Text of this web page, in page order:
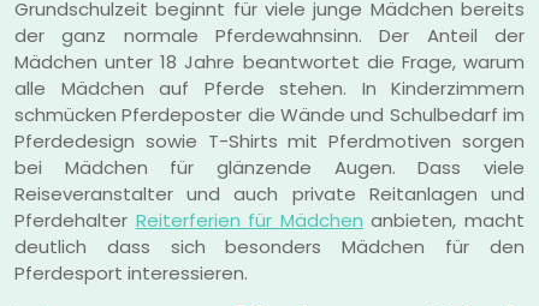
Grundschulzeit beginnt für viele junge Mädchen bereits
der ganz normale Pferdewahnsinn. Der Anteil der
Mädchen unter 18 Jahre beantwortet die Frage, warum
alle Mädchen auf Pferde stehen. In Kinderzimmern
schmücken Pferdeposter die Wände und Schulbedarf im
Pferdedesign sowie T-Shirts mit Pferdmotiven sorgen
bei Mädchen für glänzende Augen. Dass viele
Reiseveranstalter und auch private Reitanlagen und
Pferdehalter Reiterferien für Mädchen anbieten, macht
deutlich dass sich besonders Mädchen für den
Pferdesport interessieren.